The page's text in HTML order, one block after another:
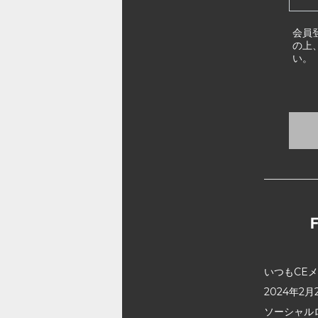
会員
の上
い。
いつもCE
2024年2月
ソーシャ